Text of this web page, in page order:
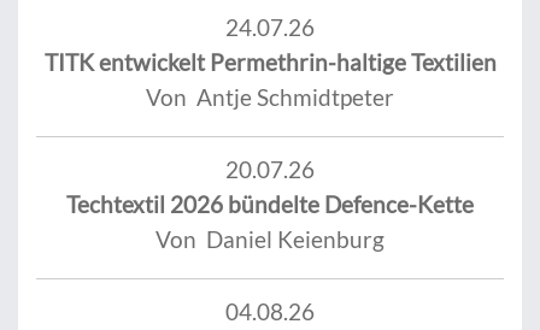
24.07.26
TITK entwickelt Permethrin-haltige Textilien
Von Antje Schmidtpeter
20.07.26
Techtextil 2026 bündelte Defence-Kette
Von Daniel Keienburg
04.08.26